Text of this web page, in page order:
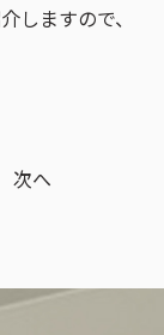
しますので、
次へ